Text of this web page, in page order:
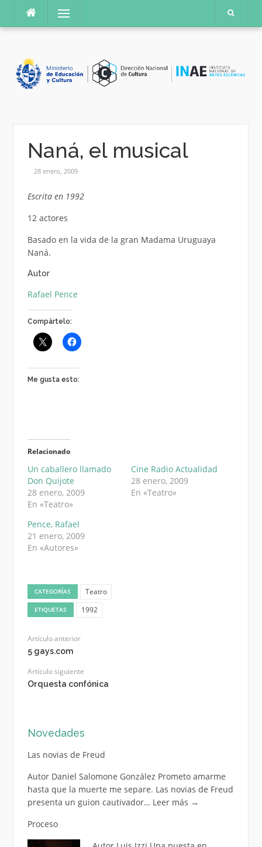
contenido
Menú
Naná, el musical
28 enero, 2009
Escrita en 1992
12 actores
Basado en la vida de la gran Madama Uruguaya
Naná.
Autor
Rafael Pence
Compártelo:
Me gusta esto:
Relacionado
Un caballero llamado
Don Quijote
28 enero, 2009
En «Teatro»
Cine Radio Actualidad
28 enero, 2009
En «Teatro»
Pence, Rafael
21 enero, 2009
En «Autores»
CATEGORÍAS Teatro
ETIQUETAS 1992
Artículo anterior
5 gays.com
Artículo siguiente
Orquesta confónica
Novedades
Las novias de Freud
Autor Daniel Salomone González Prometo amarme
hasta que la muerte me separe. Las novias de Freud
presenta un guion cautivador… Leer más →
Proceso